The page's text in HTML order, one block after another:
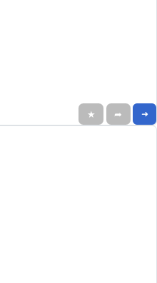
★ ➦ ➜